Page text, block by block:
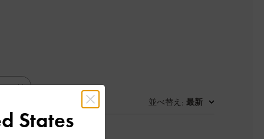
並べ替え : 最新
States